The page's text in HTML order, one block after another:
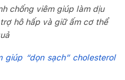
chống viêm giúp làm dịu
hô hấp và giữ ấm cơ thể
giúp “dọn sạch” cholesterol